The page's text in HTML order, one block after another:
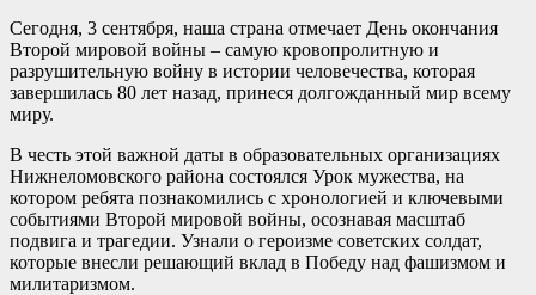
Сегодня, 3 сентября, наша страна отмечает День окончания
Второй мировой войны – самую кровопролитную и
разрушительную войну в истории человечества, которая
завершилась 80 лет назад, принеся долгожданный мир всему
миру.
В честь этой важной даты в образовательных организациях
Нижнеломовского района состоялся Урок мужества, на
котором ребята познакомились с хронологией и ключевыми
событиями Второй мировой войны, осознавая масштаб
подвига и трагедии. Узнали о героизме советских солдат,
которые внесли решающий вклад в Победу над фашизмом и
милитаризмом.